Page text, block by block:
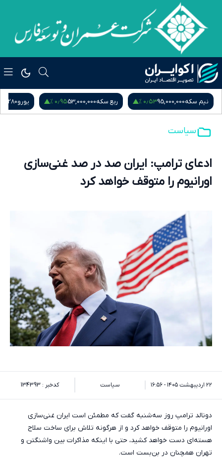
ربع سکه53,000,000۰٫۹۵ % یورو217,280‎−۰٫۰۱ % درهم امارات
سیاست
ادعای ترامپ: ایران صد در صد غنی‌سازی
اورانیوم را متوقف خواهد کرد
۲۲ اردیبهشت ۱۴۰۵ - ۱۶:۵۶ سیاست کدخبر : 134393
دونالد ترامپ روز سه‌شنبه گفت که مطمئن است ایران غنی‌سازی
اورانیوم را متوقف خواهد کرد و از هرگونه تلاش برای ساخت سلاح
هسته‌ای دست خواهد کشید، حتی با اینکه مذاکرات بین واشنگتن و
تهران همچنان در بن‌بست است.